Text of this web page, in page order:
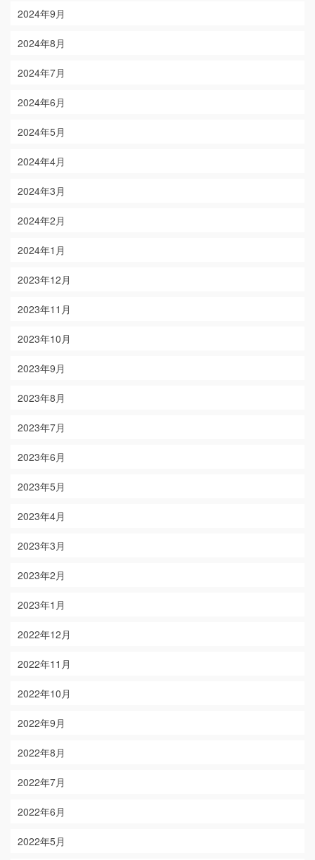
2024年9月
2024年8月
2024年7月
2024年6月
2024年5月
2024年4月
2024年3月
2024年2月
2024年1月
2023年12月
2023年11月
2023年10月
2023年9月
2023年8月
2023年7月
2023年6月
2023年5月
2023年4月
2023年3月
2023年2月
2023年1月
2022年12月
2022年11月
2022年10月
2022年9月
2022年8月
2022年7月
2022年6月
2022年5月